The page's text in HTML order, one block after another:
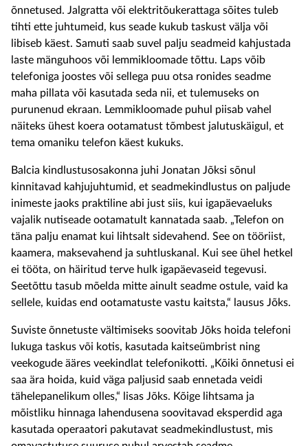
õnnetused. Jalgratta või elektritõukerattaga sõites tuleb
tihti ette juhtumeid, kus seade kukub taskust välja või
libiseb käest. Samuti saab suvel palju seadmeid kahjustada
laste mänguhoos või lemmikloomade tõttu. Laps võib
telefoniga joostes või sellega puu otsa ronides seadme
maha pillata või kasutada seda nii, et tulemuseks on
purunenud ekraan. Lemmikloomade puhul piisab vahel
näiteks ühest koera ootamatust tõmbest jalutuskäigul, et
tema omaniku telefon käest kukuks.
Balcia kindlustusosakonna juhi Jonatan Jõksi sõnul
kinnitavad kahjujuhtumid, et seadmekindlustus on paljude
inimeste jaoks praktiline abi just siis, kui igapäevaeluks
vajalik nutiseade ootamatult kannatada saab. „Telefon on
täna palju enamat kui lihtsalt sidevahend. See on tööriist,
kaamera, maksevahend ja suhtluskanal. Kui see ühel hetkel
ei tööta, on häiritud terve hulk igapäevaseid tegevusi.
Seetõttu tasub mõelda mitte ainult seadme ostule, vaid ka
sellele, kuidas end ootamatuste vastu kaitsta,“ lausus Jõks.
Suviste õnnetuste vältimiseks soovitab Jõks hoida telefoni
lukuga taskus või kotis, kasutada kaitseümbrist ning
veekogude ääres veekindlat telefonikotti. „Kõiki õnnetusi ei
saa ära hoida, kuid väga paljusid saab ennetada veidi
tähelepanelikum olles,“ lisas Jõks. Kõige lihtsama ja
mõistliku hinnaga lahendusena soovitavad eksperdid aga
kasutada operaatori pakutavat seadmekindlustust, mis